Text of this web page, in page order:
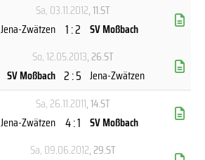
Sa, 03.11.2012, 11.ST
Jena-Zwätzen 1 : 2 SV Moßbach
So, 12.05.2013, 26.ST
SV Moßbach 2 : 5 Jena-Zwätzen
Sa, 26.11.2011, 14.ST
Jena-Zwätzen 4 : 1 SV Moßbach
Sa, 09.06.2012, 29.ST